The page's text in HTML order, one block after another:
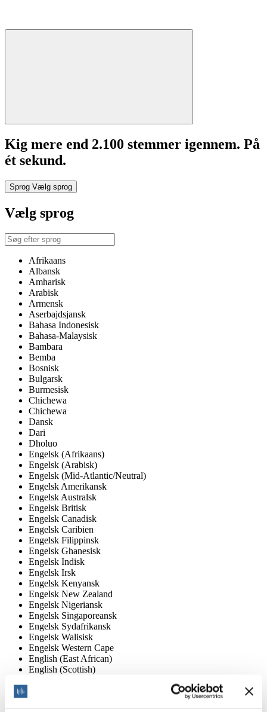
Kig mere end 2.100 stemmer igennem. På
ét sekund.
Sprog Vælg sprog
Vælg sprog
Afrikaans
Albansk
Amharisk
Arabisk
Armensk
Aserbajdsjansk
Bahasa Indonesisk
Bahasa-Malaysisk
Bambara
Bemba
Bosnisk
Bulgarsk
Burmesisk
Chichewa
Chichewa
Dansk
Dari
Dholuo
Engelsk (Afrikaans)
Engelsk (Arabisk)
Engelsk (Mid-Atlantic/Neutral)
Engelsk Amerikansk
Engelsk Australsk
Engelsk Britisk
Engelsk Canadisk
Engelsk Caribien
Engelsk Filippinsk
Engelsk Ghanesisk
Engelsk Indisk
Engelsk Irsk
Engelsk Kenyansk
Engelsk New Zealand
Engelsk Nigeriansk
Engelsk Singaporeansk
Engelsk Sydafrikansk
Engelsk Walisisk
Engelsk Western Cape
English (East African)
English (Scottish)